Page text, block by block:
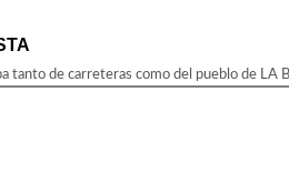
tanto de carreteras como del pueblo de LA